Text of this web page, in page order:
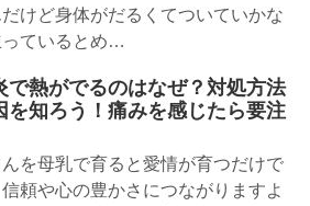
けど身体がだるくてついていかな
っているとめ…
で熱がでるのはなぜ？対処方法
を知ろう！痛みを感じたら要注
を母乳で育ると愛情が育つだけで
頼や心の豊かさにつながりますよ